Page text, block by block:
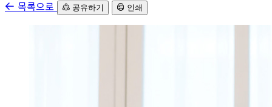
목록으로
공유하기 인쇄